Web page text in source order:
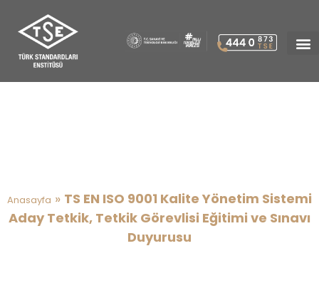
Anasayfa » TS EN ISO 9001 Kalite Yönetim Sistemi
Aday Tetkik, Tetkik Görevlisi Eğitimi ve Sınavı
Duyurusu